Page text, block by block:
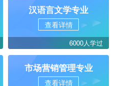
汉语言文学专业
查看详情
6000人学过
市场营销管理专业
查看详情